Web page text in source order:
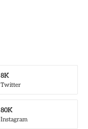
Twitter
8K
Instagram
80K